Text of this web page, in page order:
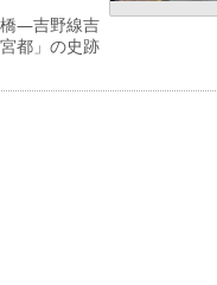
―吉野線吉
都」の史跡